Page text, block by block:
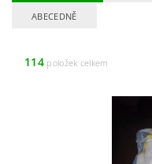
ABECEDNĚ
114položek celkem